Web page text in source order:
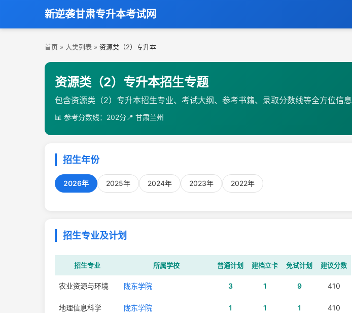
新逆袭甘肃专升本考试网
首页 » 大类列表 » 资源类（2）专升本
资源类（2）专升本招生专题
包含资源类（2）专升本招生专业、考试大纲、参考书籍、录取分数线等全方位信息
📊 参考分数线：202分📍 甘肃兰州
招生年份
2026年 2025年 2024年 2023年 2022年
招生专业及计划
招生专业 所属学校 普通计划 建档立卡 免试计划 建议分数
农业资源与环境 陇东学院 3 1 9 410
地理信息科学 陇东学院 1 1 1 410